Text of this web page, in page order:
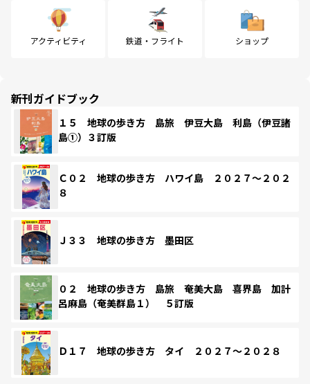
アクティビティ 鉄道・フライト ショップ
新刊ガイドブック
１５ 地球の歩き方 島旅 伊豆大島 利島（伊豆諸
島①）３訂版
Ｃ０２ 地球の歩き方 ハワイ島 ２０２７～２０２
８
Ｊ３３ 地球の歩き方 墨田区
０２ 地球の歩き方 島旅 奄美大島 喜界島 加計
呂麻島（奄美群島１） ５訂版
Ｄ１７ 地球の歩き方 タイ ２０２７～２０２８